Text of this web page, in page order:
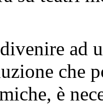
ad
che
è